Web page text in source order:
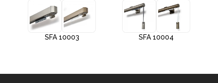
SFA 10003 SFA 10004